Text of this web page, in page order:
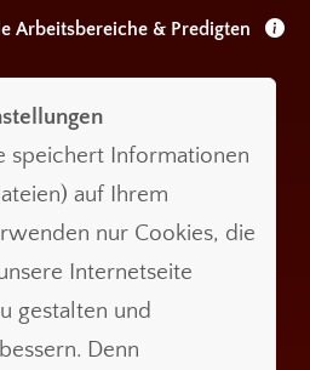
Arbeitsbereiche & Predigten
speichert Informationen
auf Ihrem
nur Cookies, die
Internetseite
gestalten und
Denn